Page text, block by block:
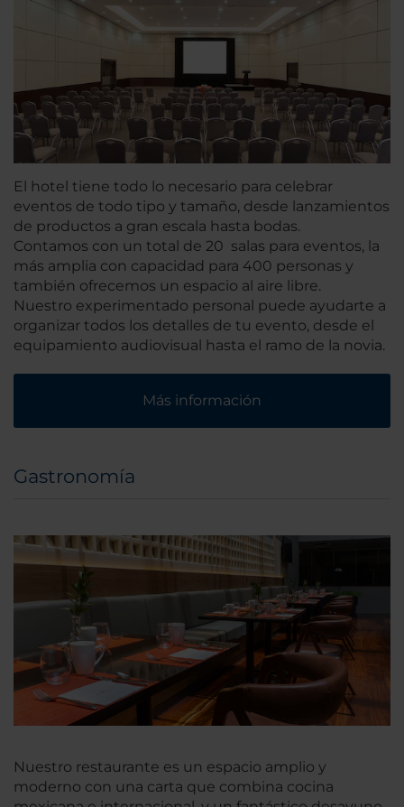
El hotel tiene todo lo necesario para celebrar
eventos de todo tipo y tamaño, desde lanzamientos
de productos a gran escala hasta bodas.
Contamos con un total de 20 salas para eventos, la
más amplia con capacidad para 400 personas y
también ofrecemos un espacio al aire libre.
Nuestro experimentado personal puede ayudarte a
organizar todos los detalles de tu evento, desde el
equipamiento audiovisual hasta el ramo de la novia.
Más información
Gastronomía
Nuestro restaurante es un espacio amplio y
moderno con una carta que combina cocina